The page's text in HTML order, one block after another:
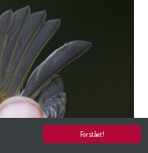
Forstået!